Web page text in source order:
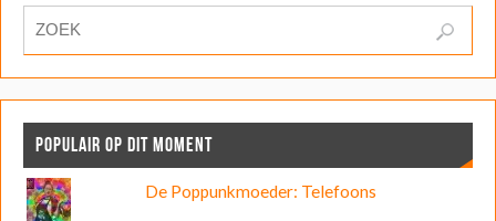
POPULAIR OP DIT MOMENT
De Poppunkmoeder: Telefoons